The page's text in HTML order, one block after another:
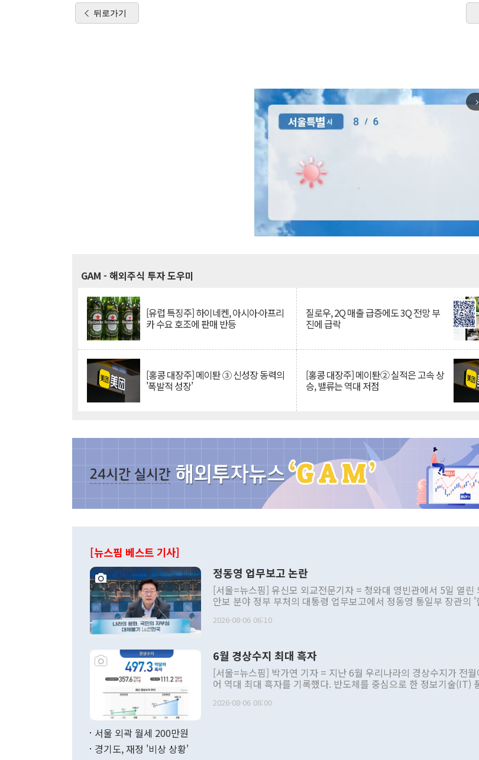
뒤로가기
arrow_forward_ios
GAM - 해외주식 투자 도우미
[유럽 특징주] 하이네켄, 아시아·아프리
카 수요 호조에 판매 반등
질로우, 2Q 매출 급증에도 3Q 전망 부
진에 급락
[홍콩 대장주] 메이퇀 ③ 신성장 동력의
'폭발적 성장'
[홍콩 대장주] 메이퇀② 실적은 고속 상
승, 밸류는 역대 저점
[뉴스핌 베스트 기사]
정동영 업무보고 논란
[서울=뉴스핌] 유신모 외교전문기자 = 청와대 영빈관에서 5일 열린
안보 분야 정부 부처의 대통령 업무보고에서 정동영 통일부 장관의 '
발언 중에는 정부 내 조율을 거치지 않은 사안을 정책으로 추진하겠다
주의적 희망에 근거한 비현실적 구상'이라는 비판을 내놨다. 그동안
관의 대북 정책 관련 발언이 물의를 빚은 적은 여러 번 있지만 대통령
관 부처 장관이 공개적으로 부정적 입장을 표명한 것은 이례적이다.
관의 무리한 대북 접근법과 월권을 제어해야 한다는 목소리도 높아지
다. [정동영 통일부 장관이 지난달 23일 오후 서울 종로구 정부서울청사에
2026-08-06 06:10
6월 경상수지 최대 흑자
[서울=뉴스핌] 박가연 기자 = 지난 6월 우리나라의 경상수지가 전월
어 역대 최대 흑자를 기록했다. 반도체를 중심으로 한 정보기술(IT)
료=한국은행] 한국은행이 6일 발표한 '2026년 6월 국제수지(잠정)'에 따르
2026-08-06 08:00
서울 외곽 월세 200만원
경기도, 재정 '비상 상황'